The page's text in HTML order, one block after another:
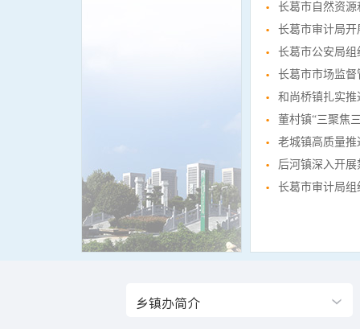
长葛市自然资源
长葛市审计局
长葛市公安局
长葛市市场监督
和尚桥镇扎实
董村镇“三聚焦
老城镇高质量
后河镇深入开
长葛市审计局组
乡镇办简介